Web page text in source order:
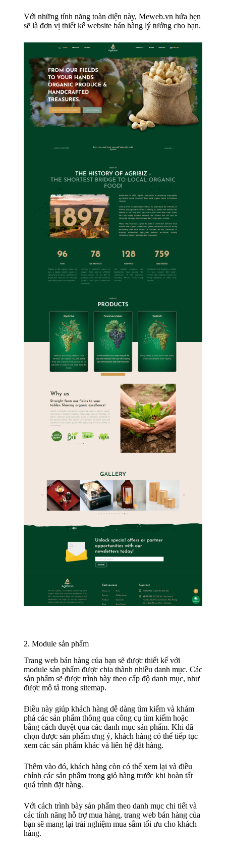
Với những tính năng toàn diện này, Meweb.vn hứa hẹn
sẽ là đơn vị thiết kế website bán hàng lý tưởng cho bạn.
2. Module sản phẩm
Trang web bán hàng của bạn sẽ được thiết kế với
module sản phẩm được chia thành nhiều danh mục. Các
sản phẩm sẽ được trình bày theo cấp độ danh mục, như
được mô tả trong sitemap.
Điều này giúp khách hàng dễ dàng tìm kiếm và khám
phá các sản phẩm thông qua công cụ tìm kiếm hoặc
bằng cách duyệt qua các danh mục sản phẩm. Khi đã
chọn được sản phẩm ưng ý, khách hàng có thể tiếp tục
xem các sản phẩm khác và liên hệ đặt hàng.
Thêm vào đó, khách hàng còn có thể xem lại và điều
chỉnh các sản phẩm trong giỏ hàng trước khi hoàn tất
quá trình đặt hàng.
Với cách trình bày sản phẩm theo danh mục chi tiết và
các tính năng hỗ trợ mua hàng, trang web bán hàng của
bạn sẽ mang lại trải nghiệm mua sắm tối ưu cho khách
hàng.